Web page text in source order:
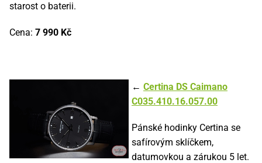
starost o baterii.
Cena: 7 990 Kč
← Certina DS Caimano
C035.410.16.057.00
Pánské hodinky Certina se
safírovým sklíčkem,
datumovkou a zárukou 5 let.